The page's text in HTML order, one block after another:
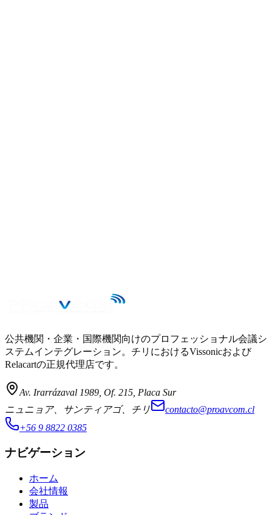
公共機関・企業・国際機関向けのプロフェッショナル会議シ
ステムインテグレーション。チリにおけるVissonicおよび
Relacartの正規代理店です。
Av. Irarrázaval 1989, Of. 215, Placa Sur
ニュニョア、サンティアゴ、チリ
contacto@proavcom.cl
+56 9 8822 0385
ナビゲーション
ホーム
会社情報
製品